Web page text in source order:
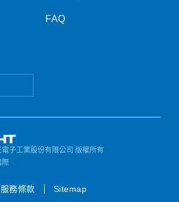
FAQ
子工業股份有限公司 版權所有
際
務條款 Sitemap